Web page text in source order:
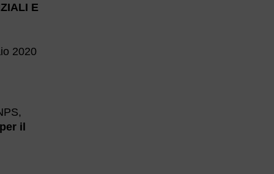
E
2020
il